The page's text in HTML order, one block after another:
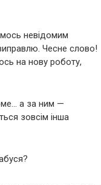
невідомим
Чесне слово!
на нову роботу,
а за ним —
зовсім інша